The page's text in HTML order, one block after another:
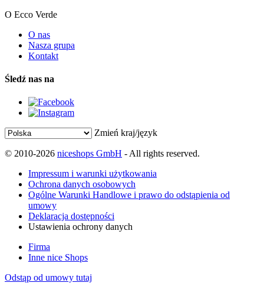
O Ecco Verde
O nas
Nasza grupa
Kontakt
Śledź nas na
Zmień kraj/język
© 2010-2026 niceshops GmbH - All rights reserved.
Impressum i warunki użytkowania
Ochrona danych osobowych
Ogólne Warunki Handlowe i prawo do odstąpienia od
umowy
Deklaracja dostępności
Ustawienia ochrony danych
Firma
Inne nice Shops
Odstąp od umowy tutaj